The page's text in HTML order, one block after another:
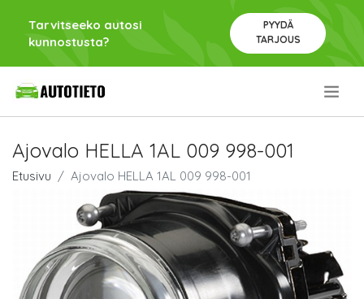
Tarvitseeko autosi
kunnostusta?
PYYDÄ
TARJOUS
Ajovalo HELLA 1AL 009 998-001
Etusivu Ajovalo HELLA 1AL 009 998-001